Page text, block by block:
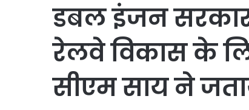
डबल इंजन सरकार
रेलवे विकास के
सीएम साय ने